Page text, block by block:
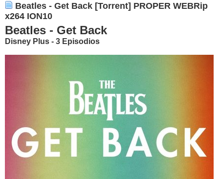
Beatles - Get Back [Torrent] PROPER WEBRip
x264 ION10
Beatles - Get Back
Disney Plus - 3 Episodios